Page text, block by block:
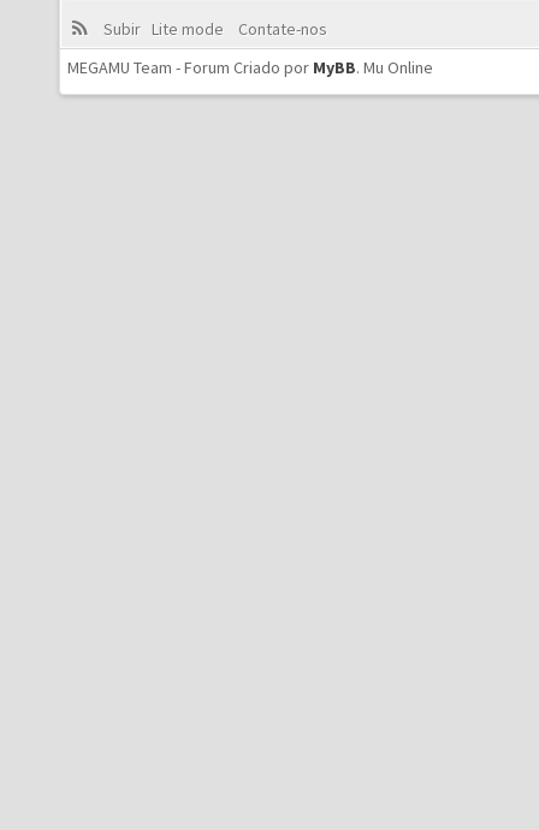
Subir Lite mode
Contate-nos
MEGAMU Team - Forum Criado por MyBB. Mu Online